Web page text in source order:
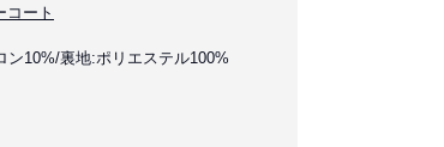
コート
ン10%/裏地:ポリエステル100%